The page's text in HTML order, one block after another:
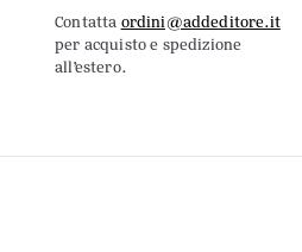
Contatta ordini@addeditore.it
per acquisto e spedizione
all’estero.